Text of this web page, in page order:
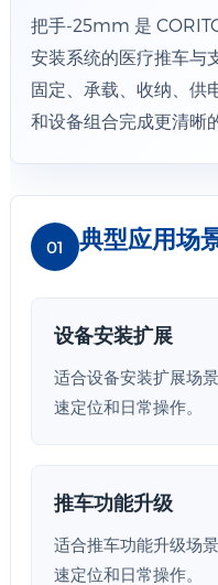
把手-25mm 是
安装系统的医疗推车与
固定、承载、收纳、供
和设备组合完成更清晰
01 典型应用场
设备安装扩展
适合设备安装扩展场
速定位和日常操作。
推车功能升级
适合推车功能升级场
速定位和日常操作。